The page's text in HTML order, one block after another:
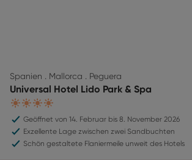
Spanien . Mallorca . Peguera
Universal Hotel Lido Park & Spa
4
Geöffnet von 14. Februar bis 8. November 2026
Exzellente Lage zwischen zwei Sandbuchten
Schön gestaltete Flaniermeile unweit des Hotels